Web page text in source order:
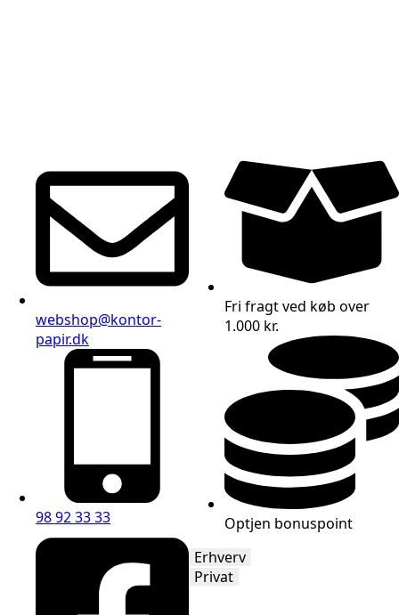
webshop@kontor-
papir.dk
98 92 33 33
Fri fragt ved køb over
1.000 kr.
Optjen bonuspoint
Erhverv
Privat